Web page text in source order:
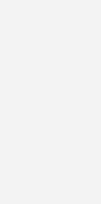
in die
Januar 2021
wider, mit denen
Anfang des
Jahr 2021 die
Lockdowns sowie